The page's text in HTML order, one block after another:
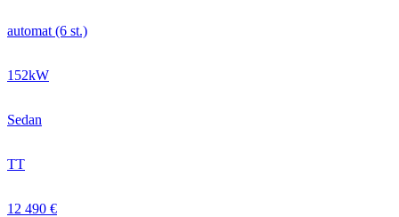
automat (6 st.)
152kW
Sedan
TT
12 490 €